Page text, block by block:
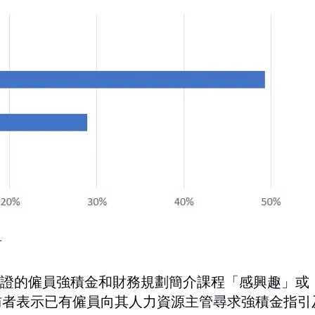
的僱員強積金和財務規劃簡介課程「感興趣」或
表示已有僱員向其人力資源主管尋求強積金指引